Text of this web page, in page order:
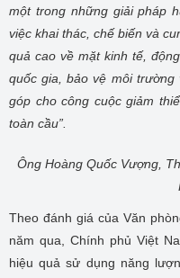
một trong những giải pháp
việc khai thác, chế biến và
quả cao về mặt kinh tế,
quốc gia, bảo vệ môi
góp cho công cuộc giảm
toàn cầu”.
Ông Hoàng Quốc Vượng,
Theo đánh giá của Văn
năm qua, Chính phủ Việt
hiệu quả sử dụng năng